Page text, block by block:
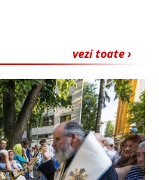
vezi toate ›